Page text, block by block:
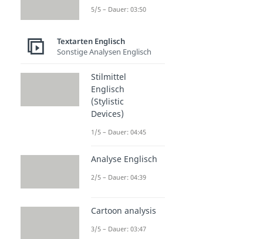
5/5 – Dauer: 03:50
Textarten Englisch
Sonstige Analysen Englisch
Stilmittel
Englisch
(Stylistic
Devices)
1/5 – Dauer: 04:45
Analyse Englisch
2/5 – Dauer: 04:39
Cartoon analysis
3/5 – Dauer: 03:47